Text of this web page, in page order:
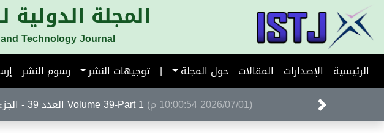
المجلة الدولية
Technology Journal
الرئيسية الإصدارات المقالات حول المجلة | توجيهات النشر رسوم النشر
(2026/07/01 10:00:54 م)
Volume 39-Part 1 العدد 39 - الجزء الأول